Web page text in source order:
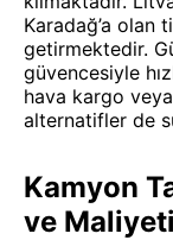
Karadağ’a olan
getirmektedir.
güvencesiyle
hava kargo veya
alternatifler de
Kamyon
ve Maliyeti